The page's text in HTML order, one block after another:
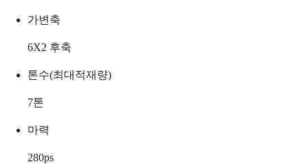
가변축
6X2 후축
톤수(최대적재량)
7톤
마력
280ps